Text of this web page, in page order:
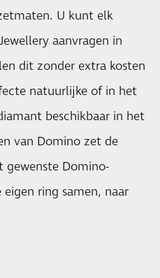
U kunt elk
aanvragen in
dit zonder extra kosten
natuurlijke of in het
beschikbaar in het
van Domino zet de
gewenste Domino-
ring samen, naar